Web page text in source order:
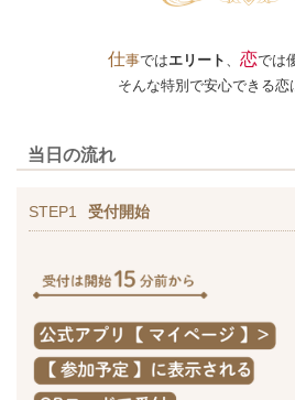
仕事ではエリート 恋では
そんな特別で安心できる
当日の流れ
STEP1 受付開始